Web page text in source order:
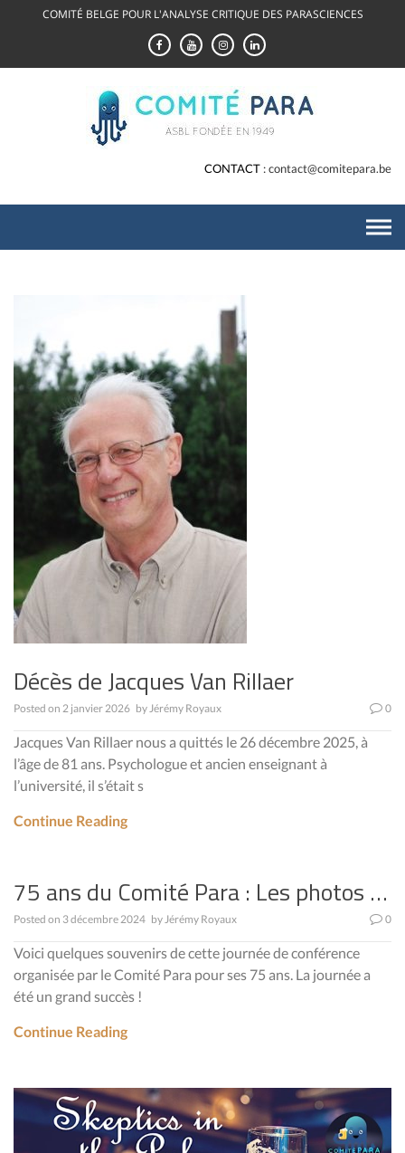
COMITÉ BELGE POUR L'ANALYSE CRITIQUE DES PARASCIENCES
CONTACT contact@comitepara.be
Décès de Jacques Van Rillaer
Posted on 2 janvier 2026 byJérémy Royaux 0
Jacques Van Rillaer nous a quittés le 26 décembre 2025, à
l’âge de 81 ans. Psychologue et ancien enseignant à
l’université, il s’était s
Continue Reading
75 ans du Comité Para : Les photos …
Posted on 3 décembre 2024 byJérémy Royaux 0
Voici quelques souvenirs de cette journée de conférence
organisée par le Comité Para pour ses 75 ans. La journée a
été un grand succès !
Continue Reading